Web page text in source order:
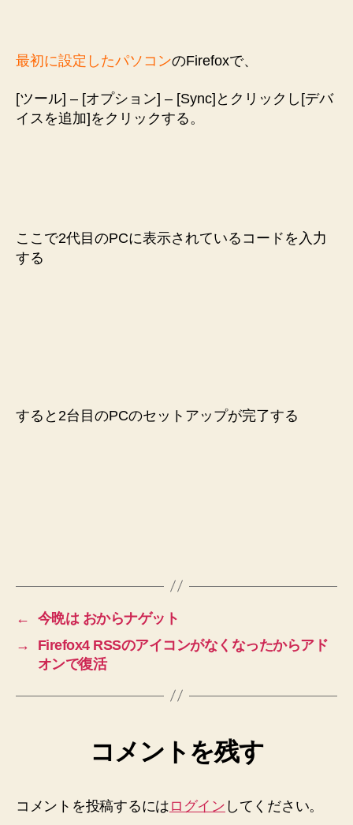
最初に設定したパソコンのFirefoxで、
[ツール] – [オプション] – [Sync]とクリックし[デバ
イスを追加]をクリックする。
ここで2代目のPCに表示されているコードを入力
する
すると2台目のPCのセットアップが完了する
←
今晩は おからナゲット
→
Firefox4 RSSのアイコンがなくなったからアド
オンで復活
コメントを残す
コメントを投稿するには ログイン してください。